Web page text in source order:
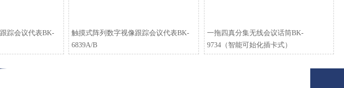
踪会议代表BK-
触摸式阵列数字视像跟踪会议代表BK-
6839A/B
一拖四真分集无线会议话筒BK-
9734（智能可始化插卡式）